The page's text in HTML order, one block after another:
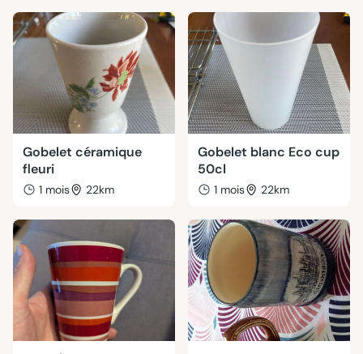
Gobelet céramique
fleuri
1 mois 22km
Gobelet blanc Eco cup
50cl
1 mois 22km